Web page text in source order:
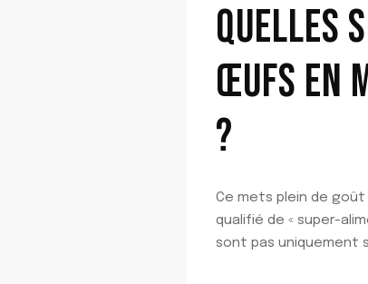
QUELLES
ŒUFS EN
?
Ce mets plein de
qualifié de « super-
sont pas uniquement